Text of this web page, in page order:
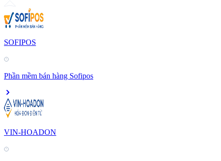
SOFIPOS
Phần mềm bán hàng Sofipos
VIN-HOADON